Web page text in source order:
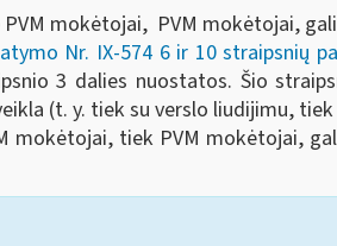
mokėtojai, PVM mokėtojai,
Nr. IX-574 6 ir 10 straipsnių
3 dalies nuostatos. Šio
(t. y. tiek su verslo liudijimu,
mokėtojai, tiek PVM mokėtojai,